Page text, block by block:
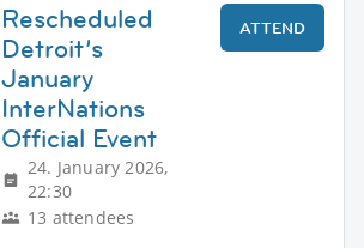
Rescheduled
Detroit’s
January
InterNations
Official Event
24. January 2026,
22:30
13 attendees
ATTEND